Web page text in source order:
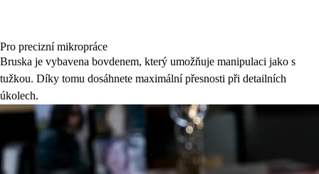
Pro precizní mikropráce
Bruska je vybavena bovdenem, který umožňuje manipulaci jako s
tužkou. Díky tomu dosáhnete maximální přesnosti při detailních
úkolech.